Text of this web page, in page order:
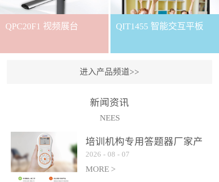
动的质量直接影响教学效
果与学生参与度。作为
打造的互动授课软件，
QVote 以 “让每一堂课都充
功能与数据化教学分析，
课堂互动解决方案，重新
定义了师生互动的新模
式。极简操作，轻松融入
教学流程QVote 深谙教师
QPC20F1 视频展台 QIT1455 智能交互平板
进入产品频道>>
新闻资讯
NEES
培训机构专用答题器厂家产
品方案
2026 - 08 - 07
MORE >